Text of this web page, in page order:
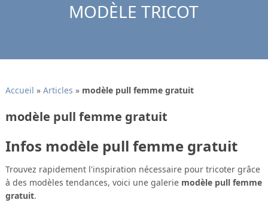
MODÈLE TRICOT
Accueil » Articles » modèle pull femme gratuit
modèle pull femme gratuit
Infos modèle pull femme gratuit
Trouvez rapidement l'inspiration nécessaire pour tricoter grâce
à des modèles tendances, voici une galerie modèle pull femme
gratuit.